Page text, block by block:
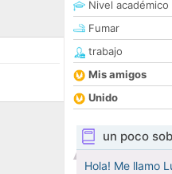
Nivel académico
Fumar
trabajo
Mis amigos
Unido
un poco
Hola! Me llamo